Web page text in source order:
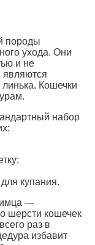
породы
ухода. Они
и не
Кошечки
набор
купания.
—
шерсти кошечек
раз в
избавит